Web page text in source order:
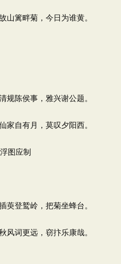
山篱畔菊，今日为谁黄。
规陈侯事，雅兴谢公题。
家自有月，莫叹夕阳西。
图应制
萸登鹫岭，把菊坐蜂台。
风词更远，窃抃乐康哉。